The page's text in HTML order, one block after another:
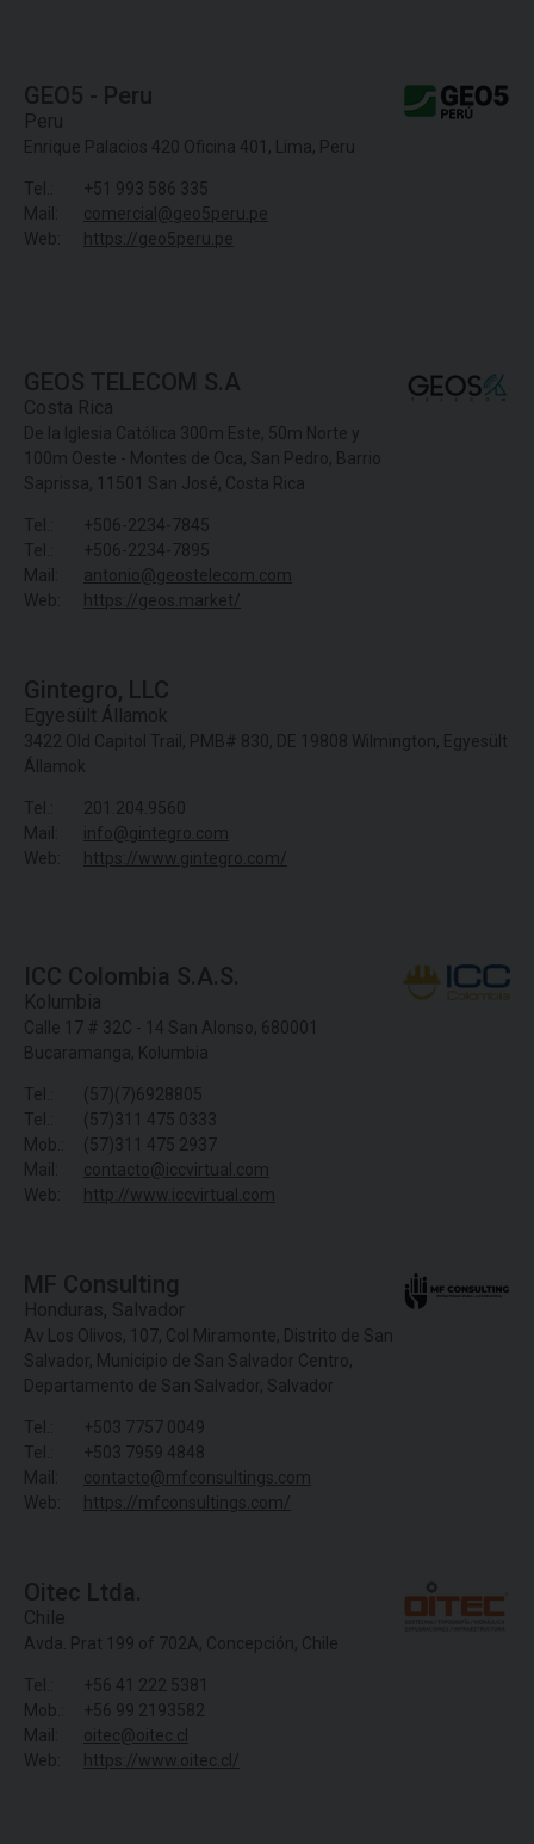
GEO5 - Peru
Peru
Enrique Palacios 420 Oficina 401, Lima, Peru
Tel.:
+51 993 586 335
Mail:
comercial@geo5peru.pe
Web:
https://geo5peru.pe
GEOS TELECOM S.A
Costa Rica
De la Iglesia Católica 300m Este, 50m Norte y
100m Oeste - Montes de Oca, San Pedro, Barrio
Saprissa, 11501 San José, Costa Rica
Tel.:
+506-2234-7845
Tel.:
+506-2234-7895
Mail:
antonio@geostelecom.com
Web:
https://geos.market/
Gintegro, LLC
Egyesült Államok
3422 Old Capitol Trail, PMB# 830, DE 19808 Wilmington, Egyesült
Államok
Tel.:
201.204.9560
Mail:
info@gintegro.com
Web:
https://www.gintegro.com/
ICC Colombia S.A.S.
Kolumbia
Calle 17 # 32C - 14 San Alonso, 680001
Bucaramanga, Kolumbia
Tel.:
(57)(7)6928805
Tel.:
(57)311 475 0333
Mob.:
(57)311 475 2937
Mail:
contacto@iccvirtual.com
Web:
http://www.iccvirtual.com
MF Consulting
Honduras, Salvador
Av Los Olivos, 107, Col Miramonte, Distrito de San
Salvador, Municipio de San Salvador Centro,
Departamento de San Salvador, Salvador
Tel.:
+503 7757 0049
Tel.:
+503 7959 4848
Mail:
contacto@mfconsultings.com
Web:
https://mfconsultings.com/
Oitec Ltda.
Chile
Avda. Prat 199 of 702A, Concepción, Chile
Tel.:
+56 41 222 5381
Mob.:
+56 99 2193582
Mail:
oitec@oitec.cl
Web:
https://www.oitec.cl/